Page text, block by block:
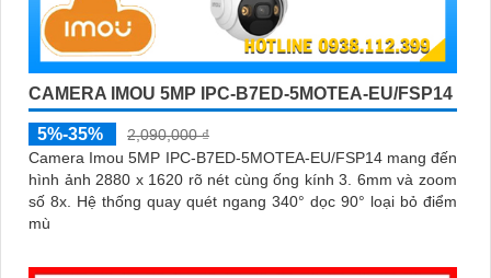
CAMERA IMOU 5MP IPC-B7ED-5MOTEA-EU/FSP14
5%-35%
2,090,000 ₫
Camera Imou 5MP IPC-B7ED-5MOTEA-EU/FSP14 mang đến
hình ảnh 2880 x 1620 rõ nét cùng ống kính 3. 6mm và zoom
số 8x. Hệ thống quay quét ngang 340° dọc 90° loại bỏ điểm
mù